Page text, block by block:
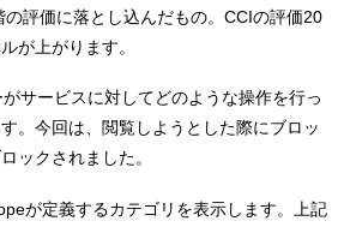
評価に落とし込んだもの。CCIの評価20
が上がります。
サービスに対してどのような操作を行っ
。今回は、閲覧しようとした際にブロッ
ックされました。
が定義するカテゴリを表示します。上記